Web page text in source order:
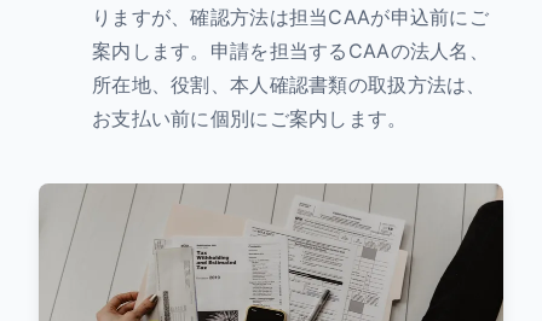
りますが、確認方法は担当CAAが申込前にご
案内します。申請を担当するCAAの法人名、
所在地、役割、本人確認書類の取扱方法は、
お支払い前に個別にご案内します。